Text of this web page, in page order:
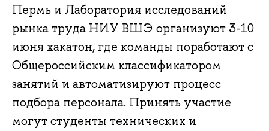
Пермь и Лаборатория исследований
рынка труда НИУ ВШЭ организуют 3-10
июня хакатон, где команды поработают с
Общероссийским классификатором
занятий и автоматизируют процесс
подбора персонала. Принять участие
могут студенты технических и